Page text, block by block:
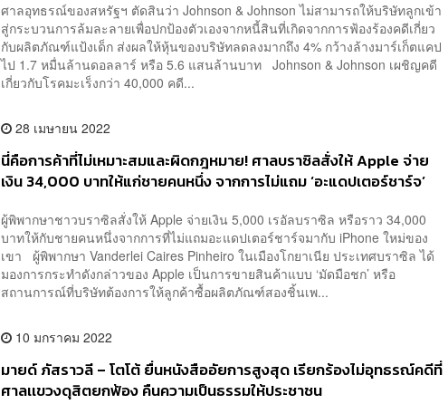
ศาลอุทธรณ์ของสหรัฐฯ ตัดสินว่า Johnson & Johnson ไม่สามารถให้บริษัทลูกเข้า
สู่กระบวนการล้มละลายเพื่อปกป้องตัวเองจากหนี้สินที่เกิดจากการฟ้องร้องคดีเกี่ยว
กับผลิตภัณฑ์แป้งเด็ก ส่งผลให้หุ้นของบริษัทลดลงมากถึง 4% กว้างล้างมาร์เก็ตแคป
ไป 1.7 หมื่นล้านดอลลาร์ หรือ 5.6 แสนล้านบาท Johnson & Johnson เผชิญคดี
เกี่ยวกับโรคมะเร็งกว่า 40,000 คดี...
28 เมษายน 2022
นี่คือการค้าที่ไม่เหมาะสมและผิดกฎหมาย! ศาลบราซิลสั่งให้ Apple จ่าย
เงิน 34,000 บาทให้แก่ชายคนหนึ่ง จากการไม่แถม ‘อะแดปเตอร์ชาร์จ’
ผู้พิพากษาชาวบราซิลสั่งให้ Apple จ่ายเงิน 5,000 เรอัลบราซิล หรือราว 34,000
บาทให้กับชายคนหนึ่งจากการที่ไม่แถมอะแดปเตอร์ชาร์จมากับ iPhone ใหม่ของ
เขา ผู้พิพากษา Vanderlei Caires Pinheiro ในเมืองโกยาเนีย ประเทศบราซิล ได้
มองการกระทำดังกล่าวของ Apple เป็นการขายสินค้าแบบ ‘มัดมือชก’ หรือ
สถานการณ์ที่บริษัทต้องการให้ลูกค้าซื้อผลิตภัณฑ์สองชิ้นเพ...
10 มกราคม 2022
มายด์ ภัสราวลี – โตโต้ ยื่นหนังสืออัยการสูงสุด เรียกร้องไม่อุทธรณ์คดีที่
ศาลเเขวงดุสิตยกฟ้อง คืนความเป็นธรรมให้ประชาชน